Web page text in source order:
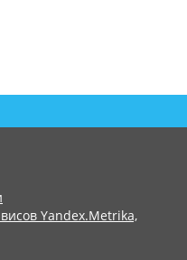
Yandex.Metrika,